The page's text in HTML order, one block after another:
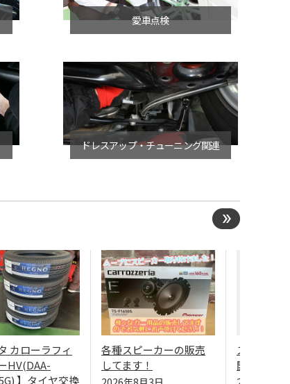
愛車点検
ドレスアップ・チューニング関連
カローラフィ
HV(DAA-
】タイヤ交換
各種スピーカーの販売
してます！
スーパー
開催中！